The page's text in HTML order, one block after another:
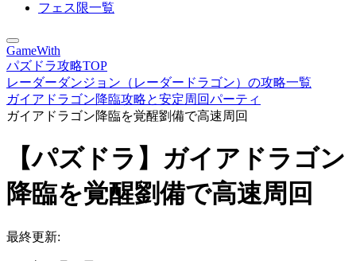
フェス限一覧
GameWith
パズドラ攻略TOP
レーダーダンジョン（レーダードラゴン）の攻略一覧
ガイアドラゴン降臨攻略と安定周回パーティ
ガイアドラゴン降臨を覚醒劉備で高速周回
【パズドラ】ガイアドラゴン
降臨を覚醒劉備で高速周回
最終更新: